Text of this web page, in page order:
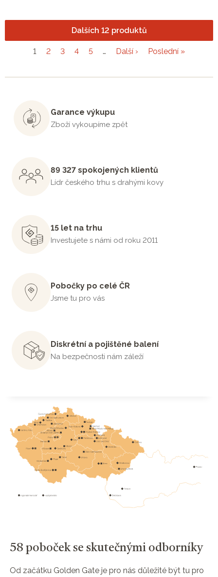
Dalších 12 produktů
1 2 3 4 5 … Další › Poslední »
Garance výkupu
Zboží vykoupíme zpět
89 327 spokojených klientů
Lídr českého trhu s drahými kovy
15 let na trhu
Investujete s námi od roku 2011
Pobočky po celé ČR
Jsme tu pro vás
Diskrétní a pojištěné balení
Na bezpečnosti nám záleží
58 poboček se skutečnými odborníky
Od začátku Golden Gate je pro nás důležité být tu pro